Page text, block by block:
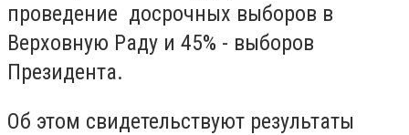
проведение досрочных выборов в
Верховную Раду и 45% - выборов
Президента.
Об этом свидетельствуют результаты